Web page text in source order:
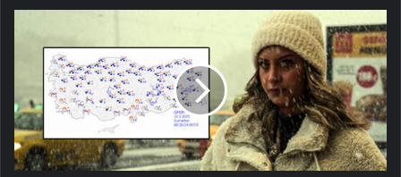
Meteoroloji'den
İstanbul
ve
13
kent
için
kar